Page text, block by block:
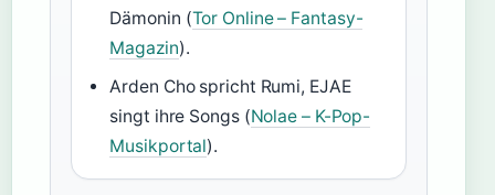
Dämonin (Tor Online – Fantasy-
Magazin).
Arden Cho spricht Rumi, EJAE
singt ihre Songs (Nolae – K-Pop-
Musikportal).